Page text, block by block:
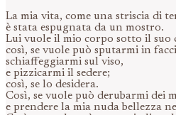
La mia vita, come una striscia di
è stata espugnata da un mostro.
Lui vuole il mio corpo sotto il
così, se vuole può sputarmi in
schiaffeggiarmi sul viso,
e pizzicarmi il sedere;
così, se lo desidera.
Così, se vuole può derubarmi dei
e prendere la mia nuda bellezza